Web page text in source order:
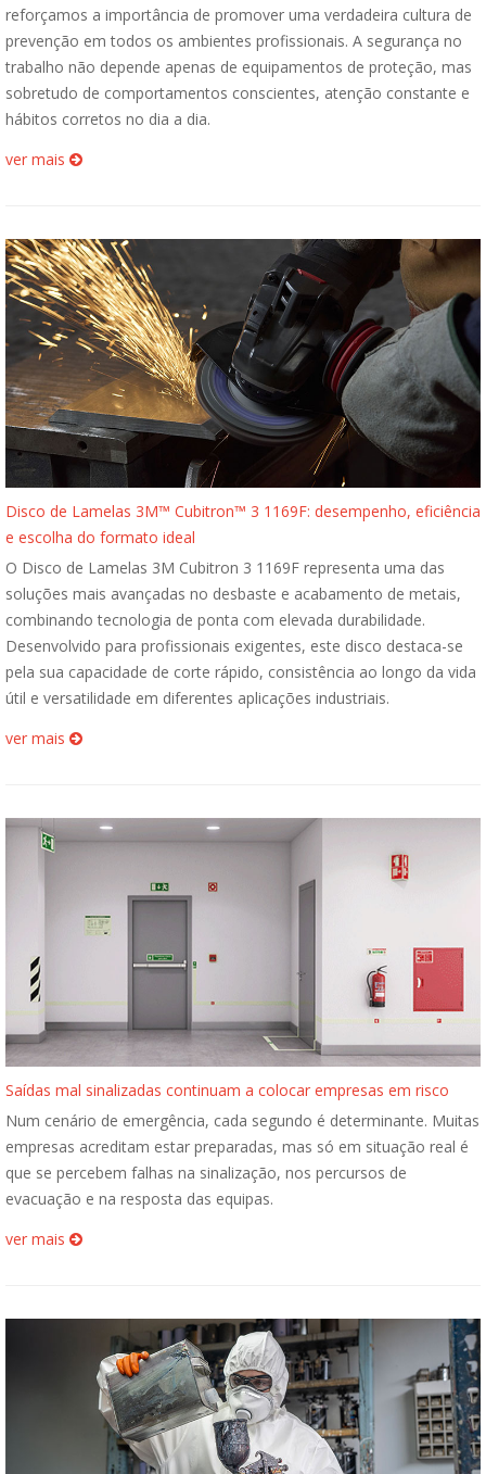
reforçamos a importância de promover uma verdadeira cultura de
prevenção em todos os ambientes profissionais. A segurança no
trabalho não depende apenas de equipamentos de proteção, mas
sobretudo de comportamentos conscientes, atenção constante e
hábitos corretos no dia a dia.
ver mais
Disco de Lamelas 3M™ Cubitron™ 3 1169F: desempenho, eficiência
e escolha do formato ideal
O Disco de Lamelas 3M Cubitron 3 1169F representa uma das
soluções mais avançadas no desbaste e acabamento de metais,
combinando tecnologia de ponta com elevada durabilidade.
Desenvolvido para profissionais exigentes, este disco destaca-se
pela sua capacidade de corte rápido, consistência ao longo da vida
útil e versatilidade em diferentes aplicações industriais.
ver mais
Saídas mal sinalizadas continuam a colocar empresas em risco
Num cenário de emergência, cada segundo é determinante. Muitas
empresas acreditam estar preparadas, mas só em situação real é
que se percebem falhas na sinalização, nos percursos de
evacuação e na resposta das equipas.
ver mais